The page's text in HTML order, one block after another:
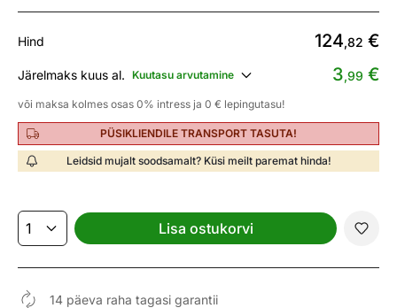
Hind 124,82 €
Järelmaks kuus al. Kuutasu arvutamine 3,99 €
või maksa kolmes osas 0% intress ja 0 € lepingutasu!
PÜSIKLIENDILE TRANSPORT TASUTA!
Leidsid mujalt soodsamalt? Küsi meilt paremat hinda!
Lisa ostukorvi
14 päeva raha tagasi garantii